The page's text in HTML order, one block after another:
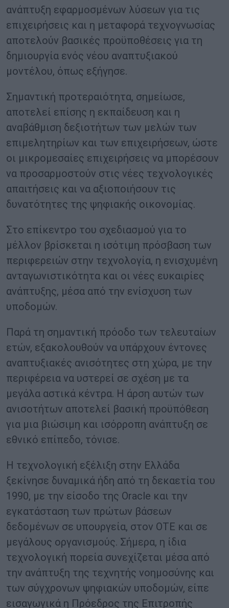
ανάπτυξη εφαρμοσμένων λύσεων για τις
επιχειρήσεις και η μεταφορά τεχνογνωσίας
αποτελούν βασικές προϋποθέσεις για τη
δημιουργία ενός νέου αναπτυξιακού
μοντέλου, όπως εξήγησε.
Σημαντική προτεραιότητα, σημείωσε,
αποτελεί επίσης η εκπαίδευση και η
αναβάθμιση δεξιοτήτων των μελών των
επιμελητηρίων και των επιχειρήσεων, ώστε
οι μικρομεσαίες επιχειρήσεις να μπορέσουν
να προσαρμοστούν στις νέες τεχνολογικές
απαιτήσεις και να αξιοποιήσουν τις
δυνατότητες της ψηφιακής οικονομίας.
Στο επίκεντρο του σχεδιασμού για το
μέλλον βρίσκεται η ισότιμη πρόσβαση των
περιφερειών στην τεχνολογία, η ενισχυμένη
ανταγωνιστικότητα και οι νέες ευκαιρίες
ανάπτυξης, μέσα από την ενίσχυση των
υποδομών.
Παρά τη σημαντική πρόοδο των τελευταίων
ετών, εξακολουθούν να υπάρχουν έντονες
αναπτυξιακές ανισότητες στη χώρα, με την
περιφέρεια να υστερεί σε σχέση με τα
μεγάλα αστικά κέντρα. Η άρση αυτών των
ανισοτήτων αποτελεί βασική προϋπόθεση
για μια βιώσιμη και ισόρροπη ανάπτυξη σε
εθνικό επίπεδο, τόνισε.
Η τεχνολογική εξέλιξη στην Ελλάδα
ξεκίνησε δυναμικά ήδη από τη δεκαετία του
1990, με την είσοδο της Oracle και την
εγκατάσταση των πρώτων βάσεων
δεδομένων σε υπουργεία, στον ΟΤΕ και σε
μεγάλους οργανισμούς. Σήμερα, η ίδια
τεχνολογική πορεία συνεχίζεται μέσα από
την ανάπτυξη της τεχνητής νοημοσύνης και
των σύγχρονων ψηφιακών υποδομών, είπε
εισαγωγικά η Πρόεδρος της Επιτροπής